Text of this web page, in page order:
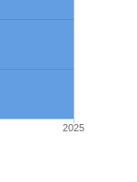
2025